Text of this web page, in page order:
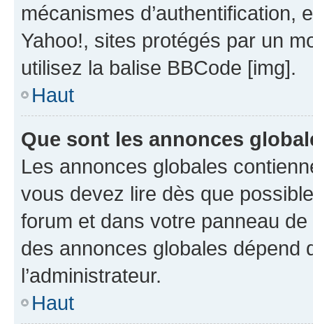
mécanismes d’authentification,
Yahoo!, sites protégés par un
utilisez la balise BBCode [img].
Haut
Que sont les annonces
Les annonces globales
vous devez lire dès que
forum et dans votre panneau
des annonces globales dépend
l’administrateur.
Haut